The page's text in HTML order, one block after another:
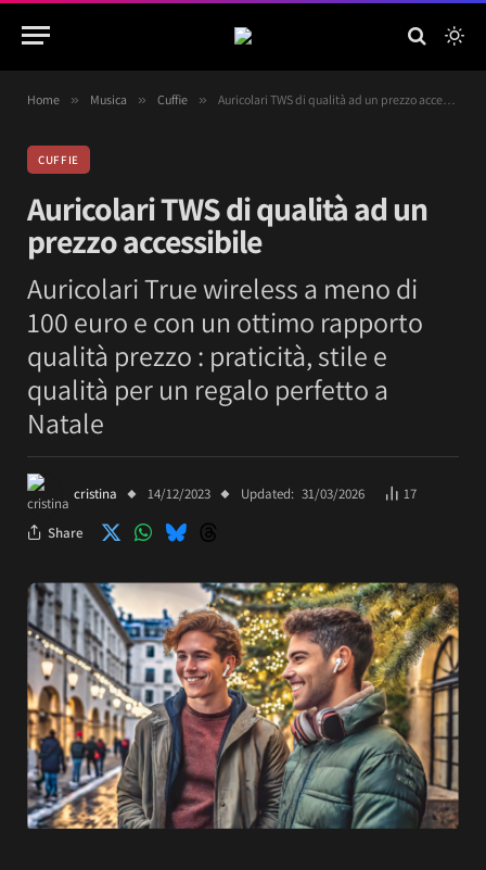
Home » Musica » Cuffie » Auricolari TWS di qualità ad un prezzo accessibile
CUFFIE
Auricolari TWS di qualità ad un
prezzo accessibile
Auricolari True wireless a meno di
100 euro e con un ottimo rapporto
qualità prezzo : praticità, stile e
qualità per un regalo perfetto a
Natale
cristina 14/12/2023 Updated: 31/03/2026 17
Share